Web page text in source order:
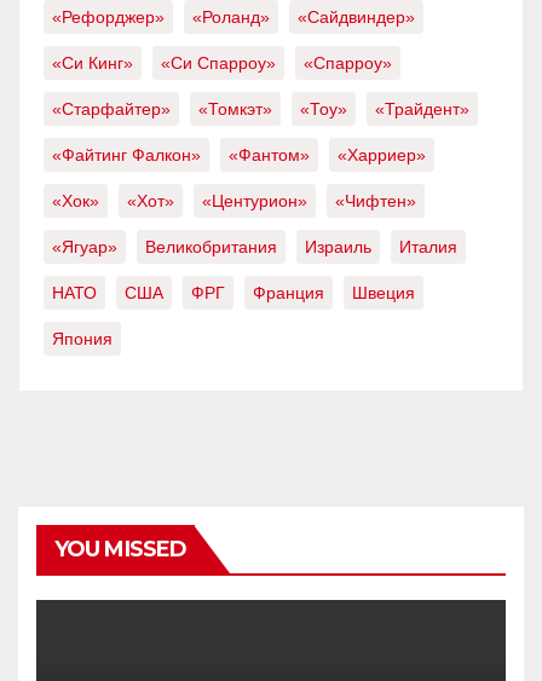
«Рефорджер» «Роланд» «Сайдвиндер»
«Си Кинг» «Си Спарроу» «Спарроу»
«Старфайтер» «Томкэт» «Тоу» «Трайдент»
«Файтинг Фалкон» «Фантом» «Харриер»
«Хок» «Хот» «Центурион» «Чифтен»
«Ягуар» Великобритания Израиль Италия
НАТО США ФРГ Франция Швеция
Япония
YOU MISSED